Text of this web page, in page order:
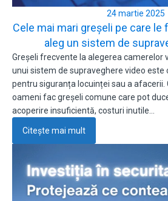
24 martie 2025
Cele mai mari greșeli pe care le
aleg un sistem de
Greșeli frecvente la alegerea camerelor
unui sistem de supraveghere video
pentru siguranța locuinței sau a afacerii.
oameni fac greșeli comune care pot
acoperire insuficientă, costuri inutile…
Citește mai mult